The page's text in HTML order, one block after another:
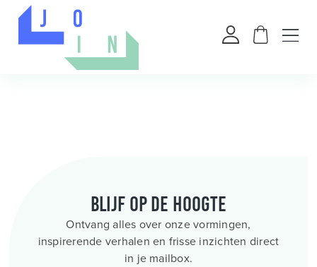
Blijf op de hoogte
Ontvang alles over onze vormingen,
inspirerende verhalen en frisse inzichten direct
in je mailbox.